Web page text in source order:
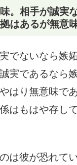
。相手が誠実
はあるが無意
でないなら嫉
実であるなら
はり無意味で
はもはや存し
のは彼が恐れて